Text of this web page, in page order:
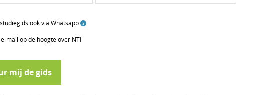
ook via Whatsapp
mail op de hoogte over NTI
mij de gids